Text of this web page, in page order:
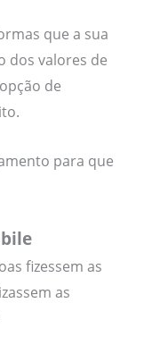
que a sua
dos valores de
de
para que
fizessem as
as